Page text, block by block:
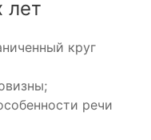
лет
круг
речи